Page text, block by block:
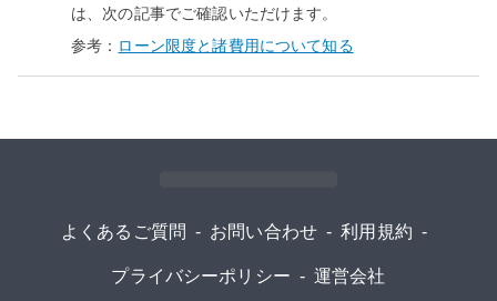
は、次の記事でご確認いただけます。
参考： ローン限度と諸費用について知る
よくあるご質問 - お問い合わせ - 利用規約 -
プライバシーポリシー - 運営会社